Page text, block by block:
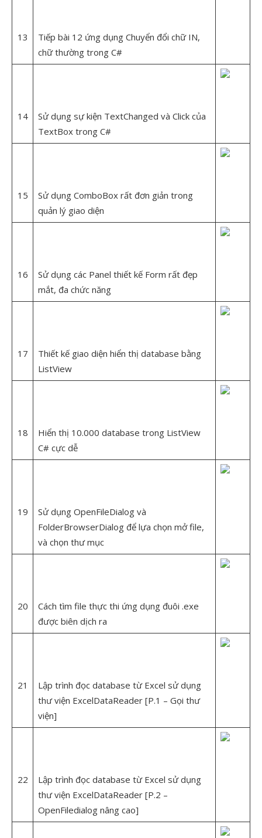
13
Tiếp bài 12 ứng dụng Chuyển đổi chữ IN,
chữ thường trong C#
14
Sử dụng sự kiện TextChanged và Click của
TextBox trong C#
15
Sử dụng ComboBox rất đơn giản trong
quản lý giao diện
16
Sử dụng các Panel thiết kế Form rất đẹp
mắt, đa chức năng
17
Thiết kế giao diện hiển thị database bằng
ListView
18
Hiển thị 10.000 database trong ListView
C# cực dễ
19
Sử dụng OpenFileDialog và
FolderBrowserDialog để lựa chọn mở file,
và chọn thư mục
20
Cách tìm file thực thi ứng dụng đuôi .exe
được biên dịch ra
21
Lập trình đọc database từ Excel sử dụng
thư viện ExcelDataReader [P.1 – Gọi thư
viện]
22
Lập trình đọc database từ Excel sử dụng
thư viện ExcelDataReader [P.2 –
OpenFiledialog nâng cao]